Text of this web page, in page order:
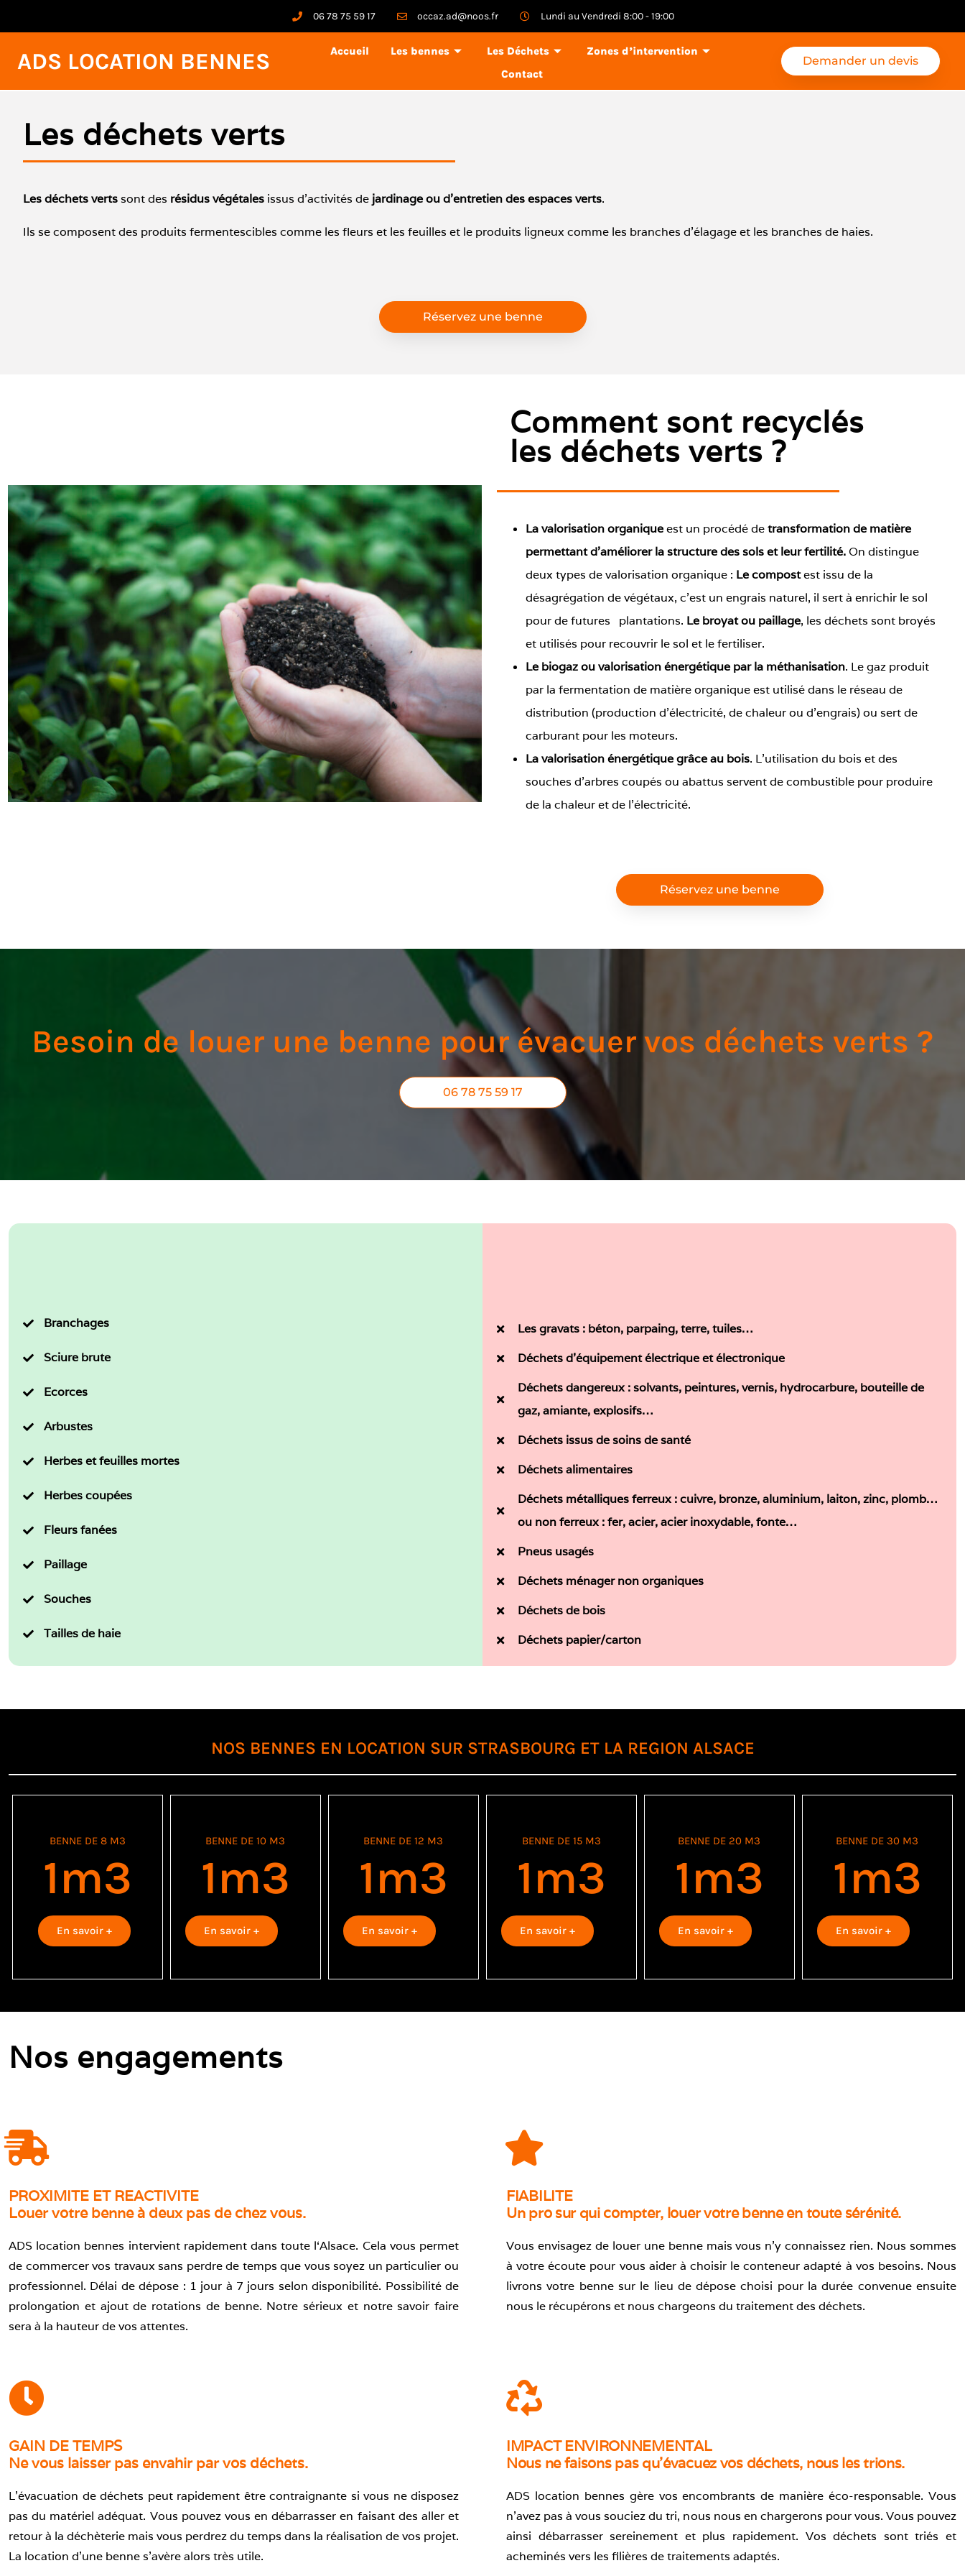
06 78 75 59 17 occaz.ad@noos.fr Lundi au Vendredi 8:00 - 19:00
ADS LOCATION BENNES Accueil Les bennes Les Déchets
Zones d’intervention
Contact
Demander un devis
Les déchets verts
Les déchets vertssont des résidus végétales issus d’activités de jardinage ou d’entretien des espaces verts.
Ils se composent des produits fermentescibles comme les fleurs et les feuilles et le produits ligneux comme les branches d’élagage et les branches de haies.
Réservez une benne
Comment sont recyclés
les déchets verts ?
La valorisation organiqueest un procédé detransformationde matière
permettant d’améliorer la structure des sols et leurfertilité.On distingue
deux types de valorisation organique : Le compostest issu de la
désagrégation de végétaux, c’est un engrais naturel, il sert à enrichir le sol
pour de futures plantations. Le broyat ou paillage, les déchets sont broyés
et utilisés pour recouvrir le sol et le fertiliser.
Le biogazou valorisation énergétique par la méthanisation. Le gaz produit
par la fermentation de matière organique est utilisé dans le réseau de
distribution (production d’électricité, de chaleur ou d’engrais) ou sert de
carburant pour les moteurs.
La valorisation énergétique grâce au bois. L’utilisation du bois et des
souches d’arbres coupés ou abattus servent de combustible pour produire
de la chaleur et de l’électricité.
Réservez une benne
Besoin de louer une benne pour évacuer vos déchets verts ?
06 78 75 59 17
Branchages
Sciure brute
Ecorces
Arbustes
Herbes et feuilles mortes
Herbes coupées
Fleurs fanées
Paillage
Souches
Tailles de haie
Les gravats : béton, parpaing, terre, tuiles…
Déchets d’équipement électrique et électronique
Déchets dangereux : solvants, peintures, vernis, hydrocarbure, bouteille de
gaz, amiante, explosifs…
Déchets issus de soins de santé
Déchets alimentaires
Déchets métalliques ferreux : cuivre, bronze, aluminium, laiton, zinc, plomb…
ou non ferreux : fer, acier, acier inoxydable, fonte…
Pneus usagés
Déchets ménager non organiques
Déchets de bois
Déchets papier/carton
NOS BENNES EN LOCATION SUR STRASBOURG ET LA REGION ALSACE
BENNE DE 8 M3
1m3
En savoir +
BENNE DE 10 M3
1m3
En savoir +
BENNE DE 12 M3
1m3
En savoir +
BENNE DE 15 M3
1m3
En savoir +
BENNE DE 20 M3
1m3
En savoir +
BENNE DE 30 M3
1m3
En savoir +
Nos engagements
PROXIMITE ET REACTIVITE
Louer votre benne à deux pas de chez vous.
ADS location bennes intervient rapidement dans toute l‘Alsace. Cela vous permet
de commercer vos travaux sans perdre de temps que vous soyez un particulier ou
professionnel. Délai de dépose : 1 jour à 7 jours selon disponibilité. Possibilité de
prolongation et ajout de rotations de benne. Notre sérieux et notre savoir faire
sera à la hauteur de vos attentes.
FIABILITE
Un pro sur qui compter, louer votre benne en toute sérénité.
Vous envisagez de louer une benne mais vous n’y connaissez rien. Nous sommes
à votre écoute pour vous aider à choisir le conteneur adapté à vos besoins. Nous
livrons votre benne sur le lieu de dépose choisi pour la durée convenue ensuite
nous le récupérons et nous chargeons du traitement des déchets.
GAIN DE TEMPS
Ne vous laisser pas envahir par vos déchets.
L’évacuation de déchets peut rapidement être contraignante si vous ne disposez
pas du matériel adéquat. Vous pouvez vous en débarrasser en faisant des aller et
retour à la déchèterie mais vous perdrez du temps dans la réalisation de vos projet.
La location d’une benne s’avère alors très utile.
IMPACT ENVIRONNEMENTAL
Nous ne faisons pas qu’évacuez vos déchets, nous les trions.
ADS location bennes gère vos encombrants de manière éco-responsable. Vous
n’avez pas à vous souciez du tri, nous nous en chargerons pour vous. Vous pouvez
ainsi débarrasser sereinement et plus rapidement. Vos déchets sont triés et
acheminés vers les filières de traitements adaptés.